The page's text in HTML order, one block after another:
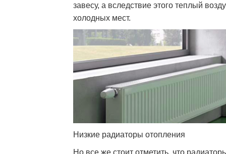
завесу, а вследствие этого теплый
холодных мест.
Низкие радиаторы отопления
Но все же стоит отметить, что